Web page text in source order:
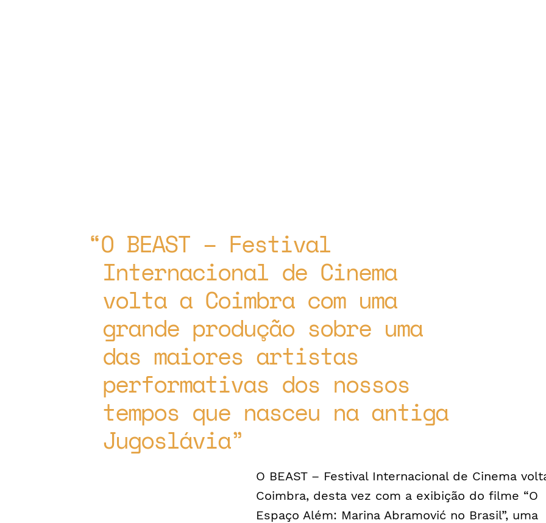
O BEAST – Festival
Internacional de Cinema
volta a Coimbra com uma
grande produção sobre uma
das maiores artistas
performativas dos nossos
tempos que nasceu na antiga
Jugoslávia
O BEAST – Festival Internacional de Cinema
Coimbra, desta vez com a exibição do filme “O
Espaço Além: Marina Abramović no Brasil”, uma